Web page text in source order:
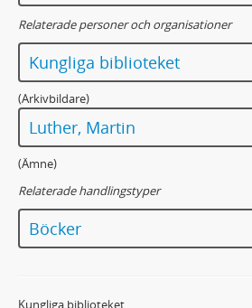
Relaterade personer och organisationer
Kungliga biblioteket
(Arkivbildare)
Luther, Martin
(Ämne)
Relaterade handlingstyper
Böcker